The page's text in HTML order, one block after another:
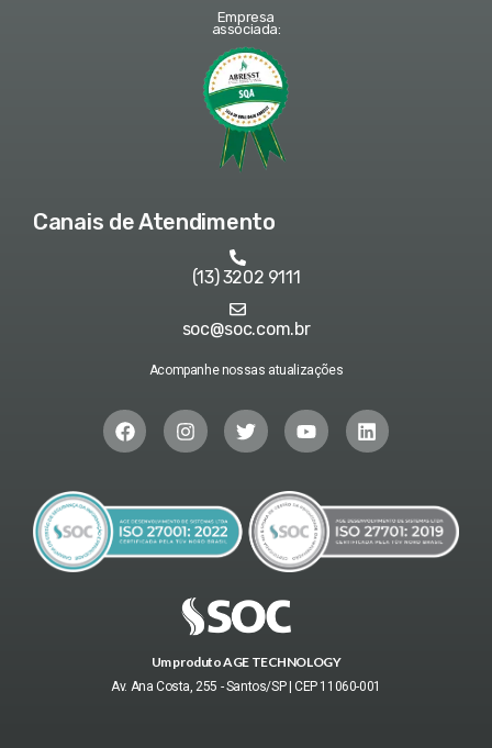
Empresa
associada:
Canais de Atendimento
(13) 3202 9111
soc@soc.com.br
Acompanhe nossas atualizações
Um produto AGE TECHNOLOGY
Av. Ana Costa, 255 - Santos/SP | CEP 11060-001